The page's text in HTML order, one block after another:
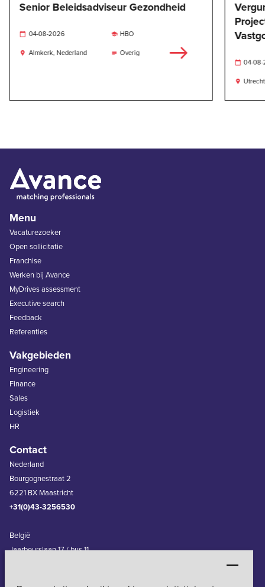
Senior Beleidsadviseur Gezondheid
 04-08-2026  HBO
 Almkerk, Nederland  Overig
 04-

Menu
Vacaturezoeker
Open sollicitatie
Franchise
Werken bij Avance
MyDrives assessment
Executive search
Feedback
Referenties
Vakgebieden
Engineering
Finance
Sales
Logistiek
HR
Contact
Nederland
Bourgognestraat 2
6221 BX Maastricht
+31(0)43-3256530
België
Jaarbeurslaan 17 / bus 11